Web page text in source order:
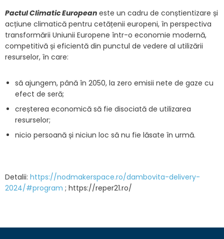
Pactul Climatic European este un cadru de conștientizare și
acțiune climatică pentru cetățenii europeni, în perspectiva
transformării Uniunii Europene într-o economie modernă,
competitivă și eficientă din punctul de vedere al utilizării
resurselor, în care:
să ajungem, până în 2050, la zero emisii nete de gaze cu
efect de seră;
creșterea economică să fie disociată de utilizarea
resurselor;
nicio persoană și niciun loc să nu fie lăsate în urmă.
Detalii: https://nodmakerspace.ro/dambovita-delivery-
2024/#program ; https://reper21.ro/